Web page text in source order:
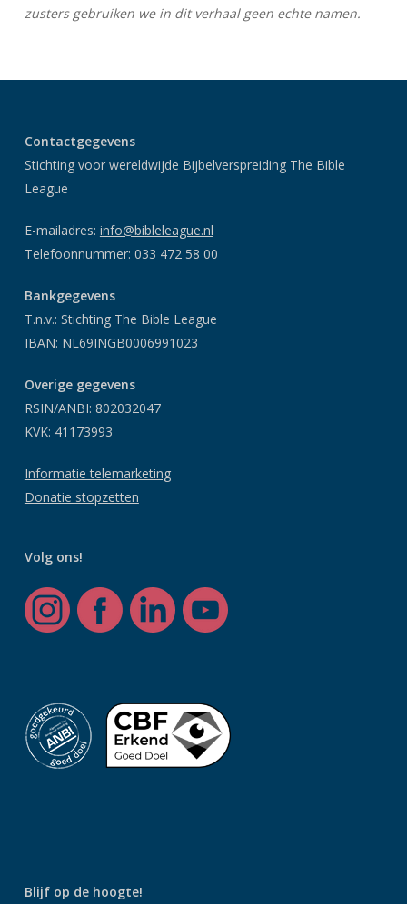
zusters gebruiken we in dit verhaal geen echte namen.
Contactgegevens
Stichting voor wereldwijde Bijbelverspreiding The Bible
League
E-mailadres: info@bibleleague.nl
Telefoonnummer: 033 472 58 00
Bankgegevens
T.n.v.: Stichting The Bible League
IBAN: NL69INGB0006991023
Overige gegevens
RSIN/ANBI: 802032047
KVK: 41173993
Informatie telemarketing
Donatie stopzetten
Volg ons!
Blijf op de hoogte!